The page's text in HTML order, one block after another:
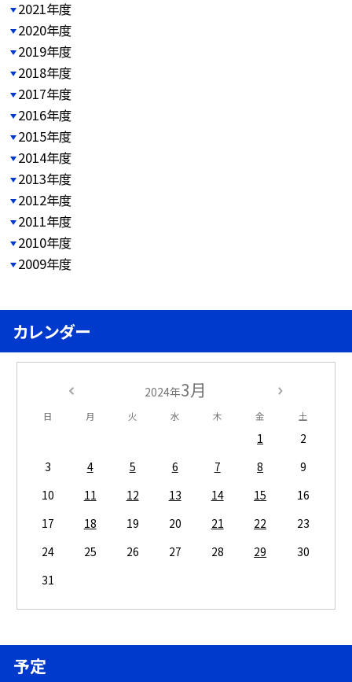
2021年度
2020年度
2019年度
2018年度
2017年度
2016年度
2015年度
2014年度
2013年度
2012年度
2011年度
2010年度
2009年度
カレンダー
2024年3月
日 月 火 水 木 金 土
1
2
3
4 5 6 7 8
9
10
11 12 13 14 15
16
17
18 19 20 21 22
23
24
25 26 27 28 29
30
31
予定